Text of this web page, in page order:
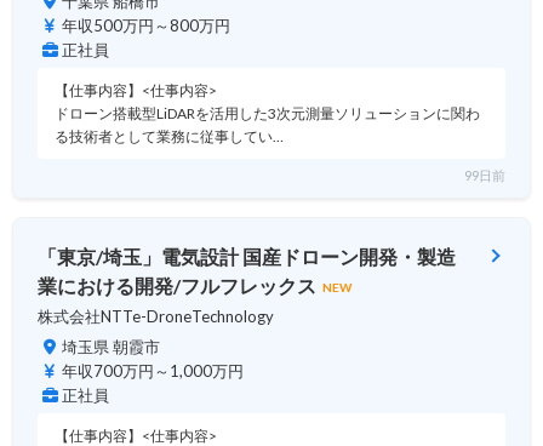
年収500万円～800万円
正社員
【仕事内容】<仕事内容>
ドローン搭載型LiDARを活用した3次元測量ソリューションに関わ
る技術者として業務に従事してい…
99日前
「東京/埼玉」電気設計 国産ドローン開発・製造
業における開発/フルフレックス NEW
株式会社NTTe-DroneTechnology
埼玉県 朝霞市
年収700万円～1,000万円
正社員
【仕事内容】<仕事内容>